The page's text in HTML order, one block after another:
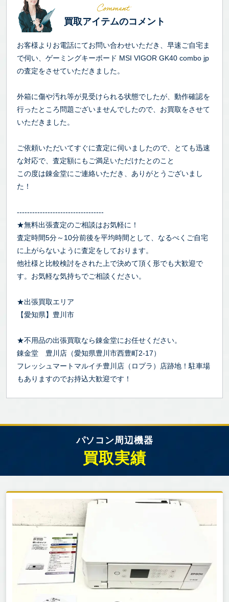
買取アイテムのコメント
お客様よりお電話にてお問い合わせいただき、早速ご自宅ま
で伺い、ゲーミングキーボード MSI VIGOR GK40 combo jp
の査定をさせていただきました。
外箱に傷や汚れ等が見受けられる状態でしたが、動作確認を
行ったところ問題ございませんでしたので、お買取をさせて
いただきました。
ご依頼いただいてすぐに査定に伺いましたので、とても迅速
な対応で、査定額にもご満足いただけたとのこと
この度は錬金堂にご連絡いただき、ありがとうございまし
た！
----------------------------------
★無料出張査定のご相談はお気軽に！
査定時間5分～10分前後を平均時間として、なるべくご自宅
に上がらないように査定をしております。
他社様と比較検討をされた上で決めて頂く形でも大歓迎で
す。お気軽な気持ちでご相談ください。
★出張買取エリア
【愛知県】豊川市
★不用品の出張買取なら錬金堂にお任せください。
錬金堂 豊川店（愛知県豊川市西豊町2-17）
フレッシュマートマルイチ豊川店（ロプラ）店跡地！駐車場
もありますのでお持込大歓迎です！
パソコン周辺機器
買取実績